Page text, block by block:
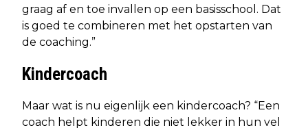
graag af en toe invallen op een basisschool. Dat
is goed te combineren met het opstarten van
de coaching.”
Kindercoach
Maar wat is nu eigenlijk een kindercoach? “Een
coach helpt kinderen die niet lekker in hun vel